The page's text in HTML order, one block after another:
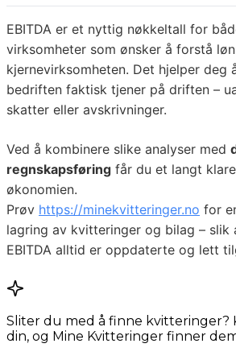
EBITDA er et nyttig nøkkeltall for
virksomheter som ønsker å forstå
kjernevirksomheten. Det hjelper deg
bedriften faktisk tjener på driften –
skatter eller avskrivninger.
Ved å kombinere slike analyser med
regnskapsføring får du et langt
økonomien.
Prøv https://minekvitteringer.no for
lagring av kvitteringer og bilag – slik
EBITDA alltid er oppdaterte og lett
Sliter du med å finne kvitteringer?
din, og Mine Kvitteringer finner